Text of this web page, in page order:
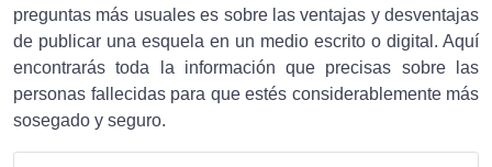
preguntas más usuales es sobre las ventajas y desventajas
de publicar una esquela en un medio escrito o digital. Aquí
encontrarás toda la información que precisas sobre las
personas fallecidas para que estés considerablemente más
sosegado y seguro.